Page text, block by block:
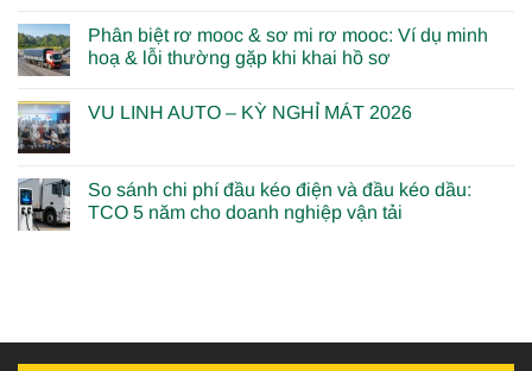
Phân biệt rơ mooc & sơ mi rơ mooc: Ví dụ minh
hoạ & lỗi thường gặp khi khai hồ sơ
VU LINH AUTO – KỲ NGHỈ MÁT 2026
So sánh chi phí đầu kéo điện và đầu kéo dầu:
TCO 5 năm cho doanh nghiệp vận tải